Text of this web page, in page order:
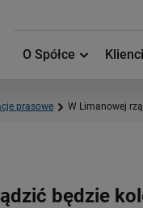
O Spółce
prasowe W Limanowej
będzie